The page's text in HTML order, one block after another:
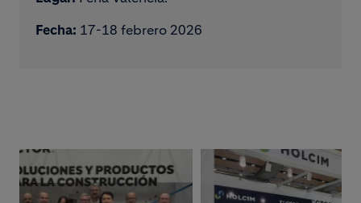
Fecha: 17-18 febrero 2026